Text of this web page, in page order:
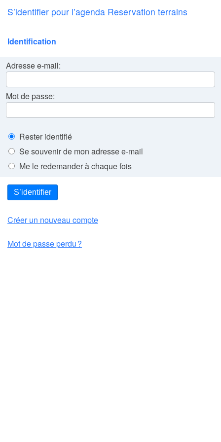
S’identifier pour l’agenda Reservation terrains
Identification
Adresse e-mail:
Mot de passe:
Rester identifié
Se souvenir de mon adresse e-mail
Me le redemander à chaque fois
S’identifier
Créer un nouveau compte
Mot de passe perdu ?